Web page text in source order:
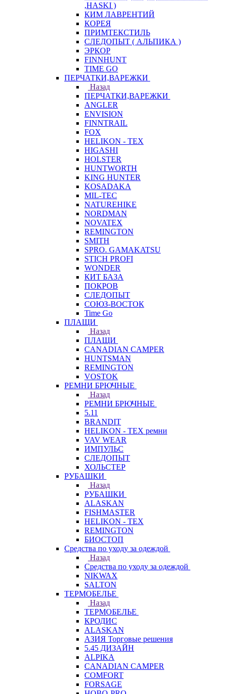
,HASKI )
КИМ ЛАВРЕНТИЙ
КОРЕЯ
ПРИМТЕКСТИЛЬ
СЛЕДОПЫТ ( АЛЬПИКА )
ЭРКОР
FINNHUNT
TIME GO
ПЕРЧАТКИ,ВАРЕЖКИ
Назад
ПЕРЧАТКИ,ВАРЕЖКИ
ANGLER
ENVISION
FINNTRAIL
FOX
HELIKON - TEX
HIGASHI
HOLSTER
HUNTWORTH
KING HUNTER
KOSADAKA
MIL-TEC
NATUREHIKE
NORDMAN
NOVATEX
REMINGTON
SMITH
SPRO. GAMAKATSU
STICH PROFI
WONDER
КИТ БАЗА
ПОКРОВ
СЛЕДОПЫТ
СОЮЗ-ВОСТОК
Time Go
ПЛАЩИ
Назад
ПЛАЩИ
CANADIAN CAMPER
HUNTSMAN
REMINGTON
VOSTOK
РЕМНИ БРЮЧНЫЕ
Назад
РЕМНИ БРЮЧНЫЕ
5.11
BRANDIT
HELIKON - TEX ремни
VAV WEAR
ИМПУЛЬС
СЛЕДОПЫТ
ХОЛЬСТЕР
РУБАШКИ
Назад
РУБАШКИ
ALASKAN
FISHMASTER
HELIKON - TEX
REMINGTON
БИОСТОП
Средства по уходу за одеждой
Назад
Средства по уходу за одеждой
NIKWAX
SALTON
ТЕРМОБЕЛЬЕ
Назад
ТЕРМОБЕЛЬЕ
КРОДИС
ALASKAN
АЗИЯ Торговые решения
5.45 ДИЗАЙН
ALPIKA
CANADIAN CAMPER
COMFORT
FORSAGE